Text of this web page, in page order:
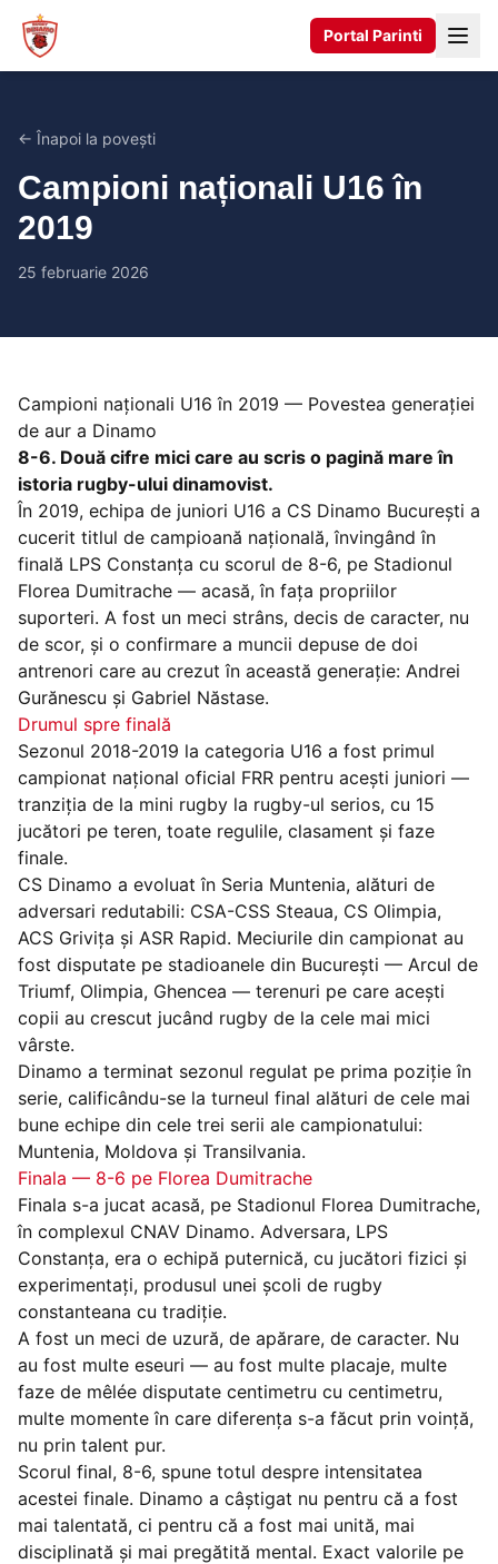
Portal Parinti
← Înapoi la povești
Campioni naționali U16 în
2019
25 februarie 2026
Campioni naționali U16 în 2019 — Povestea generației
de aur a Dinamo
8-6. Două cifre mici care au scris o pagină mare în
istoria rugby-ului dinamovist.
În 2019, echipa de juniori U16 a CS Dinamo București a
cucerit titlul de campioană națională, învingând în
finală LPS Constanța cu scorul de 8-6, pe Stadionul
Florea Dumitrache — acasă, în fața propriilor
suporteri. A fost un meci strâns, decis de caracter, nu
de scor, și o confirmare a muncii depuse de doi
antrenori care au crezut în această generație: Andrei
Gurănescu și Gabriel Năstase.
Drumul spre finală
Sezonul 2018-2019 la categoria U16 a fost primul
campionat național oficial FRR pentru acești juniori —
tranziția de la mini rugby la rugby-ul serios, cu 15
jucători pe teren, toate regulile, clasament și faze
finale.
CS Dinamo a evoluat în Seria Muntenia, alături de
adversari redutabili: CSA-CSS Steaua, CS Olimpia,
ACS Grivița și ASR Rapid. Meciurile din campionat au
fost disputate pe stadioanele din București — Arcul de
Triumf, Olimpia, Ghencea — terenuri pe care acești
copii au crescut jucând rugby de la cele mai mici
vârste.
Dinamo a terminat sezonul regulat pe prima poziție în
serie, calificându-se la turneul final alături de cele mai
bune echipe din cele trei serii ale campionatului:
Muntenia, Moldova și Transilvania.
Finala — 8-6 pe Florea Dumitrache
Finala s-a jucat acasă, pe Stadionul Florea Dumitrache,
în complexul CNAV Dinamo. Adversara, LPS
Constanța, era o echipă puternică, cu jucători fizici și
experimentați, produsul unei școli de rugby
constanteana cu tradiție.
A fost un meci de uzură, de apărare, de caracter. Nu
au fost multe eseuri — au fost multe placaje, multe
faze de mêlée disputate centimetru cu centimetru,
multe momente în care diferența s-a făcut prin voință,
nu prin talent pur.
Scorul final, 8-6, spune totul despre intensitatea
acestei finale. Dinamo a câștigat nu pentru că a fost
mai talentată, ci pentru că a fost mai unită, mai
disciplinată și mai pregătită mental. Exact valorile pe